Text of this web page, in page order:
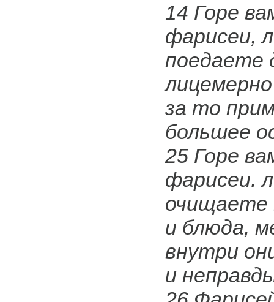
14 Горе
фарисеи,
поедаете
за то
большее
25 Горе
фарисеи.
очищаете
и блюда,
внутри
и